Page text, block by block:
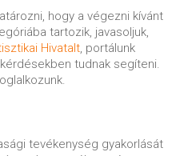
hogy a végezni kívánt
tartozik, javasoljuk,
Hivatalt , portálunk
tudnak segíteni.
tevékenység gyakorlását